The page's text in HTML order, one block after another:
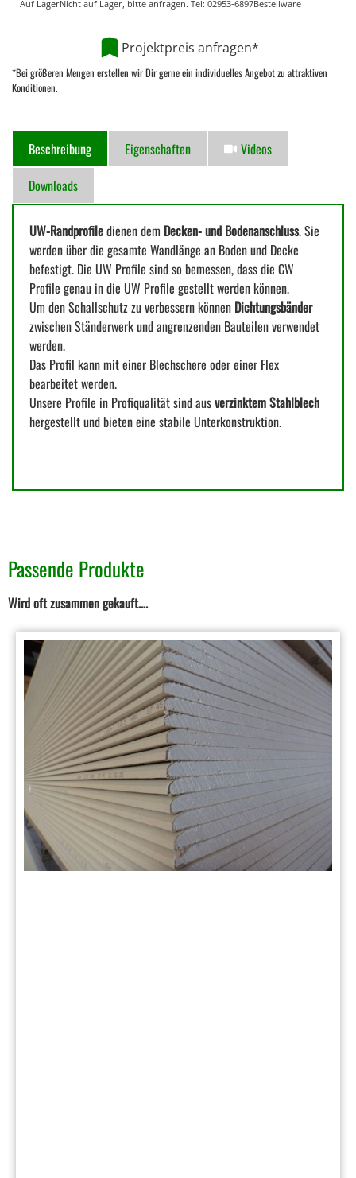
Auf LagerNicht auf Lager, bitte anfragen. Tel: 02953-6897Bestellware
Projektpreis anfragen*
*Bei größeren Mengen erstellen wir Dir gerne ein individuelles Angebot zu attraktiven
Konditionen.
Beschreibung Eigenschaften
Videos
Downloads
UW-Randprofiledienen dem Decken- und Bodenanschluss. Sie
werden über die gesamte Wandlänge an Boden und Decke
befestigt. Die UW Profile sind so bemessen, dass die CW
Profile genau in die UW Profile gestellt werden können.
Um den Schallschutz zu verbessern können Dichtungsbänder
zwischen Ständerwerk und angrenzenden Bauteilen verwendet
werden.
Das Profil kann mit einer Blechschere oder einer Flex
bearbeitet werden.
Unsere Profile in Profiqualität sind ausverzinktem Stahlblech
hergestellt und bieten eine stabile Unterkonstruktion.
Passende Produkte
Wird oft zusammen gekauft….